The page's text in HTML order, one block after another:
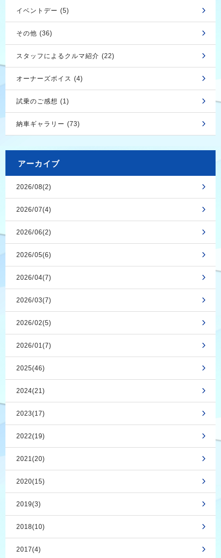
イベントデー (5)
その他 (36)
スタッフによるクルマ紹介 (22)
オーナーズボイス (4)
試乗のご感想 (1)
納車ギャラリー (73)
アーカイブ
2026/08(2)
2026/07(4)
2026/06(2)
2026/05(6)
2026/04(7)
2026/03(7)
2026/02(5)
2026/01(7)
2025(46)
2024(21)
2023(17)
2022(19)
2021(20)
2020(15)
2019(3)
2018(10)
2017(4)